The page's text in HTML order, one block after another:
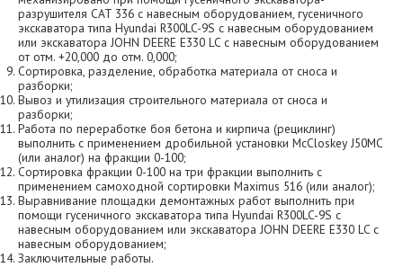
разрушителя CAT 336 с навесным оборудованием, гусеничного
экскаватора типа Hyundai R300LC-9S с навесным оборудованием
или экскаватора JОHN DEERE E330 LC с навесным оборудованием
от отм. +20,000 до отм. 0,000;
Сортировка, разделение, обработка материала от сноса и
разборки;
Вывоз и утилизация строительного материала от сноса и
разборки;
Работа по переработке боя бетона и кирпича (рециклинг)
выполнить с применением дробильной установки McCloskey J50MC
(или аналог) на фракции 0-100;
Сортировка фракции 0-100 на три фракции выполнить с
применением самоходной сортировки Maximus 516 (или аналог);
Выравнивание площадки демонтажных работ выполнить при
помощи гусеничного экскаватора типа Hyundai R300LC-9S с
навесным оборудованием или экскаватора JОHN DEERE E330 LC с
навесным оборудованием;
Заключительные работы.